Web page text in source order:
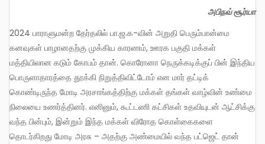
அபிநவ் சூர்யா
2024 பாராளுமன்ற தேர்தலில் பா.ஜ.க-வின் அறுதி பெரும்பான்மை
கனவுகள் பாழானதற்கு முக்கிய காரணம், ஊரக பகுதி மக்கள்
மத்தியிலான கடும் கோபம் தான். கொரோனா நெருக்கடிக்குப் பின் இந்திய
பொருளாதாரத்தை தூக்கி நிறுத்திவிட்டோம் என மார் தட்டிக்
கொண்டிருந்த மோடி அரசாங்கத்திற்கு மக்கள் தங்கள் வாழ்வின் உண்மை
நிலையை உணர்த்தினர். எனினும், கூட்டணி கட்சிகள் உதவியுடன் ஆட்சிக்கு
வந்த பின்பும், இன்றும் இந்த மக்கள் விரோத கொள்கைகளை
தொடர்கிறது மோடி அரசு – அதற்கு அண்மையில் வந்த பட்ஜெட் தான்